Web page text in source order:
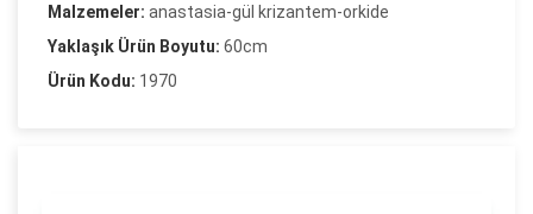
Malzemeler: anastasia-gül krizantem-orkide
Yaklaşık Ürün Boyutu: 60cm
Ürün Kodu: 1970